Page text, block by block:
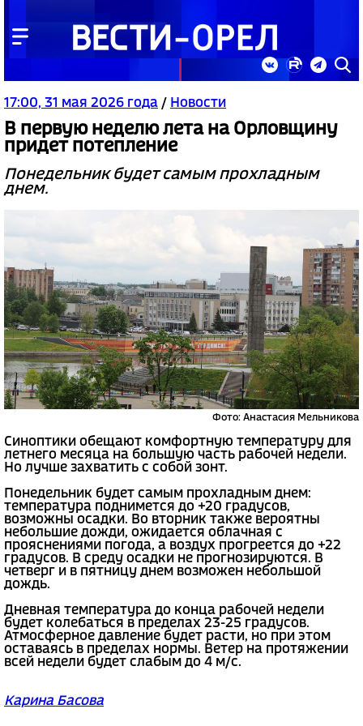
17:00, 31 мая 2026 года / Новости
В первую неделю лета на Орловщину
придет потепление
Понедельник будет самым прохладным
днем.
Фото: Анастасия Мельникова
Синоптики обещают комфортную температуру для
летнего месяца на большую часть рабочей недели.
Но лучше захватить с собой зонт.
Понедельник будет самым прохладным днем:
температура поднимется до +20 градусов,
возможны осадки. Во вторник также вероятны
небольшие дожди, ожидается облачная с
прояснениями погода, а воздух прогреется до +22
градусов. В среду осадки не прогнозируются. В
четверг и в пятницу днем возможен небольшой
дождь.
Дневная температура до конца рабочей недели
будет колебаться в пределах 23-25 градусов.
Атмосферное давление будет расти, но при этом
оставаясь в пределах нормы. Ветер на протяжении
всей недели будет слабым до 4 м/с.
Карина Басова